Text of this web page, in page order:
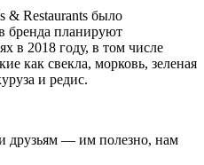
& Restaurants было
бренда планируют
в 2018 году, в том числе
как свекла, морковь, зеленая
и редис.
друзьям — им полезно, нам